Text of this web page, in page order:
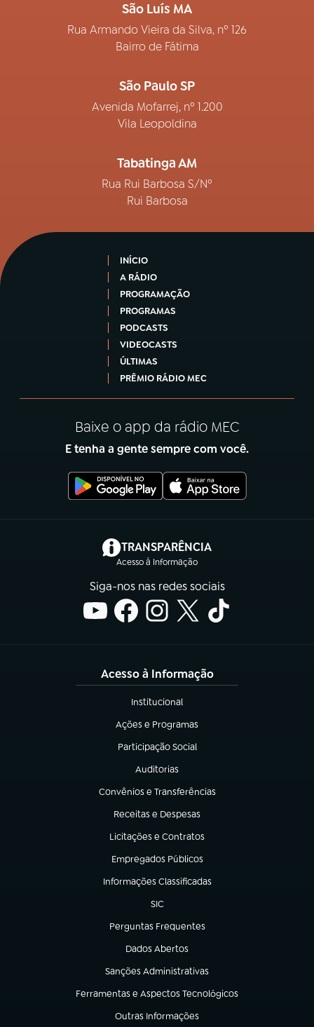
São Luís MA
Rua Armando Vieira da Silva, nº 126
Bairro de Fátima
São Paulo SP
Avenida Mofarrej, nº 1.200
Vila Leopoldina
Tabatinga AM
Rua Rui Barbosa S/Nº
Rui Barbosa
INÍCIO
A RÁDIO
PROGRAMAÇÃO
PROGRAMAS
PODCASTS
VIDEOCASTS
ÚLTIMAS
PRÊMIO RÁDIO MEC
Baixe o app da rádio MEC
E tenha a gente sempre com você.
TRANSPARÊNCIA
Acesso à Informação
(abre em nova aba)
Siga-nos nas redes sociais
Acesso à Informação
Institucional
(abre em nova aba)
Ações e Programas
(abre em nova aba)
Participação Social
(abre em nova aba)
Auditorias
(abre em nova aba)
Convênios e Transferências
(abre em nova aba)
Receitas e Despesas
(abre em nova aba)
Licitações e Contratos
(abre em nova aba)
Empregados Públicos
(abre em nova aba)
Informações Classificadas
(abre em nova aba)
SIC
(abre em nova aba)
Perguntas Frequentes
(abre em nova aba)
Dados Abertos
(abre em nova aba)
Sanções Administrativas
(abre em nova aba)
Ferramentas e Aspectos Tecnológicos
(abre em nova aba)
Outras Informações
(abre em nova aba)